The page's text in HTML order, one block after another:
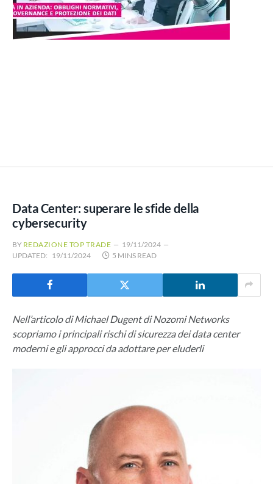
Data Center: superare le sfide della
cybersecurity
BY REDAZIONE TOP TRADE
19/11/2024
UPDATED: 19/11/2024 5 MINS READ
Nell’articolo di Michael Dugent di Nozomi Networks
scopriamo i principali rischi di sicurezza dei data center
moderni e gli approcci da adottare per eluderli